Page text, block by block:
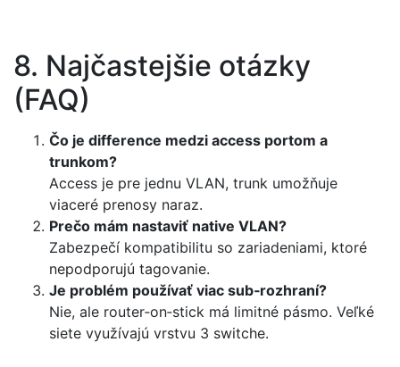
8. Najčastejšie otázky
(FAQ)
Čo je difference medzi access portom a
trunkom?
Access je pre jednu VLAN, trunk umožňuje
viaceré prenosy naraz.
Prečo mám nastaviť native VLAN?
Zabezpečí kompatibilitu so zariadeniami, ktoré
nepodporujú tagovanie.
Je problém používať viac sub‑rozhraní?
Nie, ale router‑on‑stick má limitné pásmo. Veľké
siete využívajú vrstvu 3 switche.